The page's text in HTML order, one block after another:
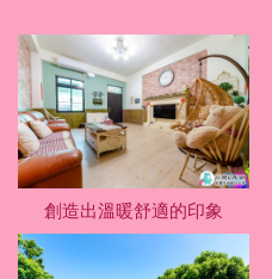
創造出溫暖舒適的印象